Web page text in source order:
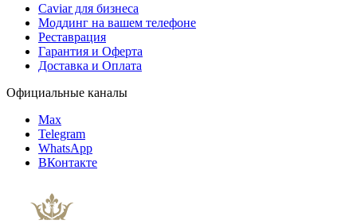
Caviar для бизнеса
Моддинг на вашем телефоне
Реставрация
Гарантия и Оферта
Доставка и Оплата
Официальные каналы
Max
Telegram
WhatsApp
ВКонтакте